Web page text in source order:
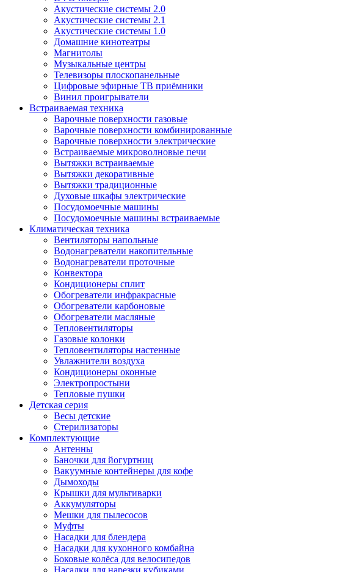
Акустические системы 2.0
Акустические системы 2.1
Акустические системы 1.0
Домашние кинотеатры
Магнитолы
Музыкальные центры
Телевизоры плоскопанельные
Цифровые эфирные ТВ приёмники
Винил проигрыватели
Встраиваемая техника
Варочные поверхности газовые
Варочные поверхности комбинированные
Варочные поверхности электрические
Встраиваемые микроволновые печи
Вытяжки встраиваемые
Вытяжки декоративные
Вытяжки традиционные
Духовые шкафы электрические
Посудомоечные машины
Посудомоечные машины встраиваемые
Климатическая техника
Вентиляторы напольные
Водонагреватели накопительные
Водонагреватели проточные
Конвектора
Кондиционеры сплит
Обогреватели инфракрасные
Обогреватели карбоновые
Обогреватели масляные
Тепловентиляторы
Газовые колонки
Тепловентиляторы настенные
Увлажнители воздуха
Кондиционеры оконные
Электропростыни
Тепловые пушки
Детская серия
Весы детские
Стерилизаторы
Комплектующие
Антенны
Баночки для йогуртниц
Вакуумные контейнеры для кофе
Дымоходы
Крышки для мультиварки
Аккумуляторы
Мешки для пылесосов
Муфты
Насадки для блендера
Насадки для кухонного комбайна
Боковые колёса для велосипедов